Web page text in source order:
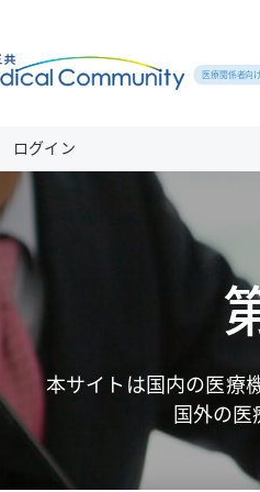
よくあるご質問
ベルソムラ
ギャバロン
ナルサス・ナルラピド・
疼痛・がん疼痛
がんゲノム医療トピックス
押さえておきたい医療安
ターニングポイントで考
患者さん向け資材
ログイン
本サイトは国内の医療
国外の医